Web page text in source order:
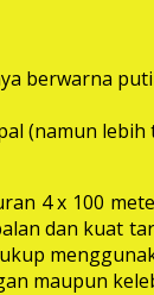
berwarna
(namun
4 x 100
dan kuat
maupun